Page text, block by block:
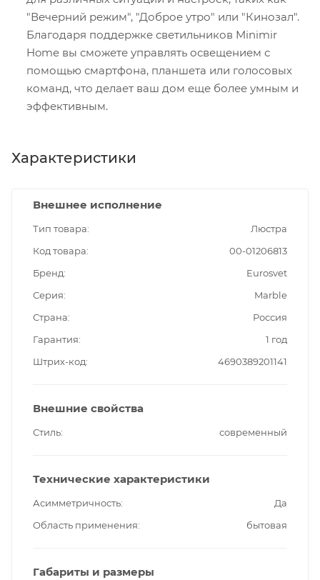
"Вечерний режим", "Доброе утро" или "Кинозал".
Благодаря поддержке светильников Minimir
Home вы сможете управлять освещением с
помощью смартфона, планшета или голосовых
команд, что делает ваш дом еще более умным и
эффективным.
Характеристики
Внешнее исполнение
Тип товара
Люстра
Код товара
00-01206813
Бренд
Eurosvet
Серия
Marble
Страна
Россия
Гарантия
1 год
Штрих-код
4690389201141
Внешние свойства
Стиль современный
Технические характеристики
Асимметричность
Да
Область применения
бытовая
Габариты и размеры